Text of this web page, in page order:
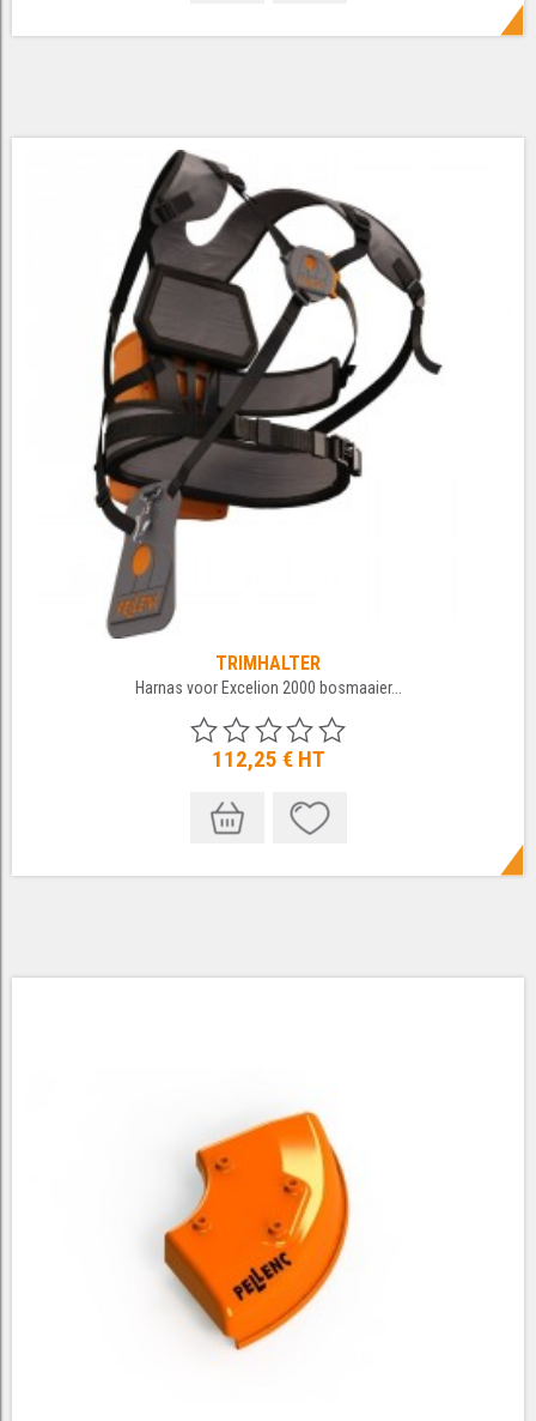
TRIMHALTER
Harnas voor Excelion 2000 bosmaaier...
112,25 € HT